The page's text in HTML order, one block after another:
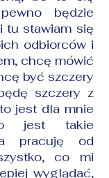
będzie
tu stawiam się
odbiorców i
chcę mówić
być szczery
szczery z
jest dla mnie
to jest takie
pracuję od
co mi
wyglądać,